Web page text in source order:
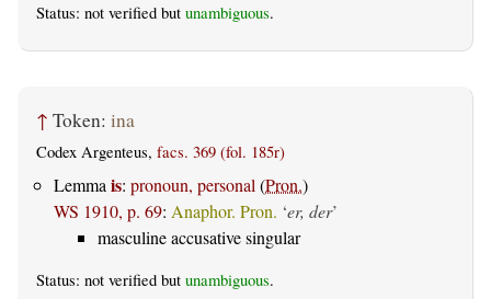
Status: not verified but unambiguous.
↑ Token: ina
Codex Argenteus, facs. 369 (fol. 185r)
Lemmais: pronoun, personal(Pron.)
WS 1910, p. 69: Anaphor. Pron. ‘er, der’
masculine accusative singular
Status: not verified but unambiguous.